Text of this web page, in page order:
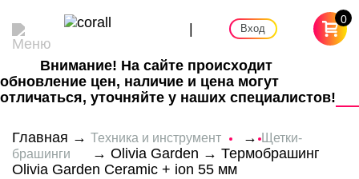
| Вход
0
Внимание! На сайте происходит
обновление цен, наличие и цена могут
отличаться, уточняйте у наших специалистов!
Главная → Техника и инструмент →Щетки-
брашинги
→ Olivia Garden → Термобрашинг
Olivia Garden Ceramic + ion 55 мм